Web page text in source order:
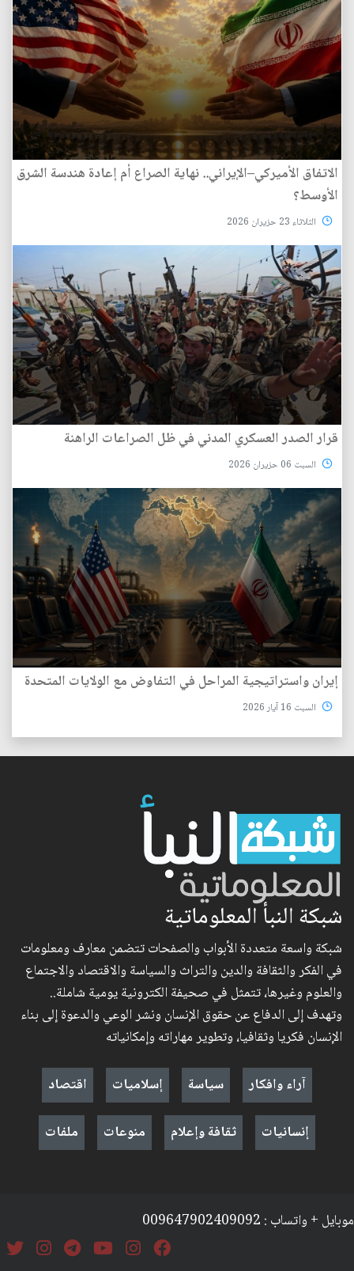
الاتفاق الأميركي–الإيراني.. نهاية الصراع أم إعادة هندسة الشرق
الأوسط؟
الثلاثاء 23 حزيران 2026
قرار الصدر العسكري المدني في ظل الصراعات الراهنة
السبت 06 حزيران 2026
إيران واستراتيجية المراحل في التفاوض مع الولايات المتحدة
السبت 16 آيار 2026
شبكة النبأ المعلوماتية
شبكة واسعة متعددة الأبواب والصفحات تتضمن معارف ومعلومات
في الفكر والثقافة والدين والتراث والسياسة والاقتصاد والاجتماع
والعلوم وغيرها، تتمثل في صحيفة الكترونية يومية شاملة..
وتهدف إلى الدفاع عن حقوق الإنسان ونشر الوعي والدعوة إلى بناء
الإنسان فكريا وثقافيا، وتطوير مهاراته وإمكانياته
آراء وافكار
سياسة إسلاميات
اقتصاد
إنسانيات
ثقافة وإعلام منوعات ملفات
موبايل + واتساب : 009647902409092